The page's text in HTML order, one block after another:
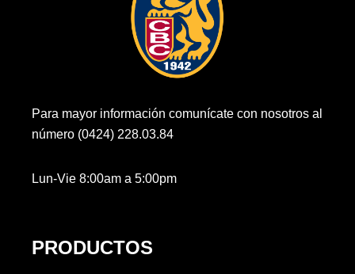
Para mayor información comunícate con nosotros al
número (0424) 228.03.84
Lun-Vie 8:00am a 5:00pm
PRODUCTOS